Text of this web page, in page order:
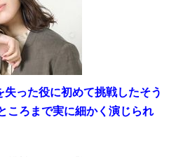
った役に初めて挑戦したそう
ころまで実に細かく演じられ